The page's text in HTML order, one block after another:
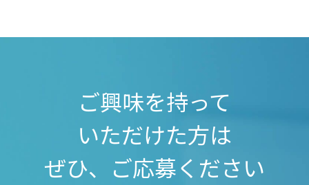
ご興味を持って
いただけた方は
ぜひ、ご応募ください